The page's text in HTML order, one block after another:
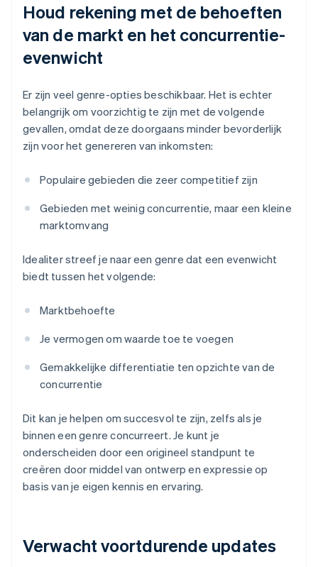
Houd rekening met de behoeften
van de markt en het concurrentie-
evenwicht
Er zijn veel genre-opties beschikbaar. Het is echter
belangrijk om voorzichtig te zijn met de volgende
gevallen, omdat deze doorgaans minder bevorderlijk
zijn voor het genereren van inkomsten:
Populaire gebieden die zeer competitief zijn
Gebieden met weinig concurrentie, maar een kleine
marktomvang
Idealiter streef je naar een genre dat een evenwicht
biedt tussen het volgende:
Marktbehoefte
Je vermogen om waarde toe te voegen
Gemakkelijke differentiatie ten opzichte van de
concurrentie
Dit kan je helpen om succesvol te zijn, zelfs als je
binnen een genre concurreert. Je kunt je
onderscheiden door een origineel standpunt te
creëren door middel van ontwerp en expressie op
basis van je eigen kennis en ervaring.
Verwacht voortdurende updates